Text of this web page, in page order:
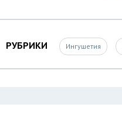
РУБРИКИ Ингушетия